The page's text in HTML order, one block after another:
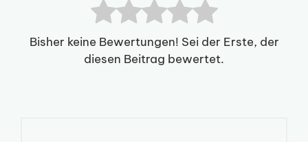
Bisher keine Bewertungen! Sei der Erste, der
diesen Beitrag bewertet.